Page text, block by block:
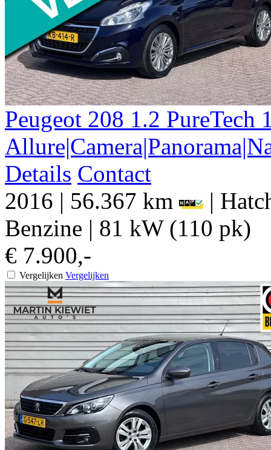
Peugeot 208 1.2 PureTech
Details Contact
2016 | 56.367 km |
Benzine | 81 kW (110 pk)
€ 7.900,-
Vergelijken Vergelijken